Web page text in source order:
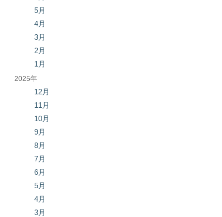
5月
4月
3月
2月
1月
2025年
12月
11月
10月
9月
8月
7月
6月
5月
4月
3月